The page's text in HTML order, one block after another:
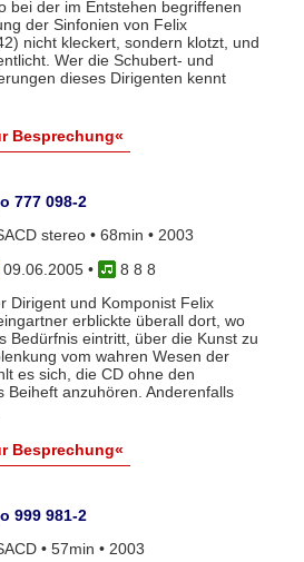
bei der im Entstehen begriffenen
der Sinfonien von Felix
nicht kleckert, sondern klotzt, und
Wer die Schubert- und
dieses Dirigenten kennt
Besprechung«
777 098-2
stereo • 68min • 2003
09.06.2005•
8 8 8
Dirigent und Komponist Felix
erblickte überall dort, wo
Bedürfnis eintritt, über die Kunst zu
vom wahren Wesen der
es sich, die CD ohne den
Beiheft anzuhören. Anderenfalls
Besprechung«
999 981-2
• 57min • 2003